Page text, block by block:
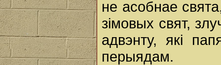
не асобнае
зімовых свят,
адвэнту, які
перыядам.